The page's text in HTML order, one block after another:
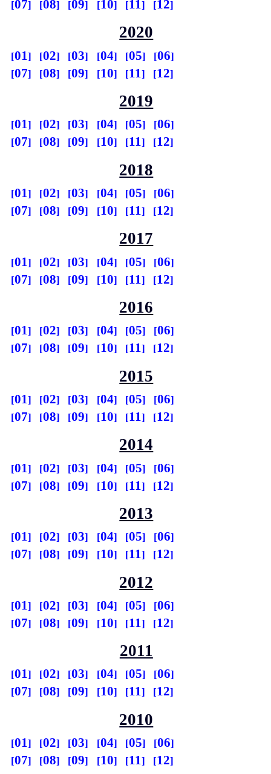
07 08 09 10 11 12
2020
01 02 03 04 05
06
07
08 09 10 11 12
2019
01 02 03 04 05
06
07
08 09 10 11 12
2018
01 02 03 04 05
06
07
08 09 10 11 12
2017
01 02 03 04 05
06
07
08 09 10 11 12
2016
01 02 03 04 05
06
07
08 09 10 11 12
2015
01 02 03 04 05
06
07
08 09 10 11 12
2014
01 02 03 04 05
06
07
08 09 10 11 12
2013
01 02 03 04 05
06
07
08 09 10 11 12
2012
01 02 03 04 05
06
07
08 09 10 11 12
2011
01 02 03 04 05
06
07
08 09 10 11 12
2010
01 02 03 04 05
06
07
08 09 10 11 12